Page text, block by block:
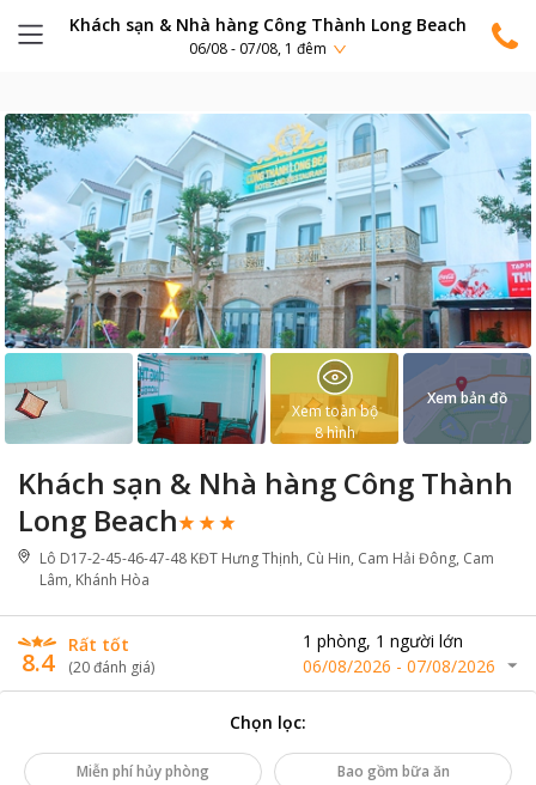
Khách sạn & Nhà hàng Công Thành Long Beach
06/08 - 07/08, 1 đêm
Khách sạn & Nhà hàng Công Thành
Long Beach
Lô D17-2-45-46-47-48 KĐT Hưng Thịnh, Cù Hin, Cam Hải Đông, Cam
Lâm, Khánh Hòa
8.4
Rất tốt
(20đánh giá)
1 phòng, 1 người lớn
06/08/2026 - 07/08/2026
Xem toàn bộ
8hình
Xem bản đồ
Chọn lọc:
Miễn phí hủy phòng Bao gồm bữa ăn